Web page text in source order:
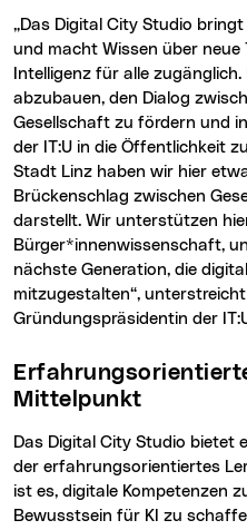
„Das Digital City Studio bringt digitale Bildung in den Alltag
und macht Wissen über neue
Intelligenz für alle
abzubauen, den Dialog
Gesellschaft zu fördern und
der IT:U in die Öffentlichkeit
Stadt Linz haben wir hier
Brückenschlag zwischen
darstellt. Wir unterstützen
Bürger*innenwissenschaft,
nächste Generation, die
mitzugestalten“,
Gründungspräsidentin der
Erfahrungsorientiertes Lernen im
Mittelpunkt
Das Digital City Studio bietet eine offene Laborumgebung, in
der erfahrungsorientiertes
ist es, digitale Kompetenzen
Bewusstsein für KI zu